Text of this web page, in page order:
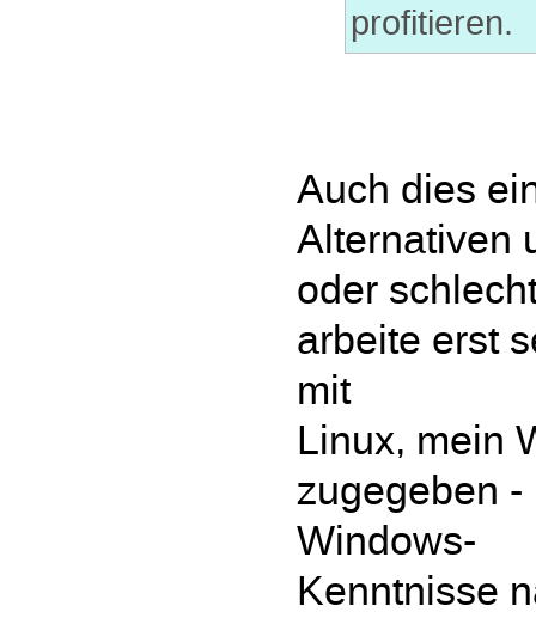
profitieren.
Auch dies
Alternativen
oder
arbeite erst
mit
Linux, mein
zugegeben
Windows-
Kenntnisse